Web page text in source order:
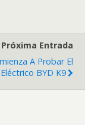
Próxima Entrada
A Probar El
BYD K9